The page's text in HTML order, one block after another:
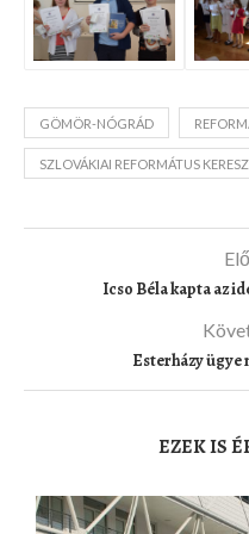
GÖMÖR-NÓGRÁD
SZLOVÁKIAI REFORMÁTUS
Icso Béla kapta az
Esterházy ügye
EZEK IS